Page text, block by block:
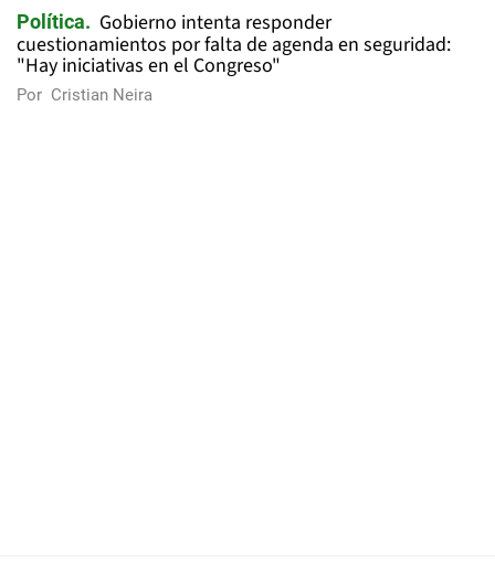
Política
Gobierno intenta responder
cuestionamientos por falta de agenda en seguridad:
"Hay iniciativas en el Congreso"
Por Cristian Neira